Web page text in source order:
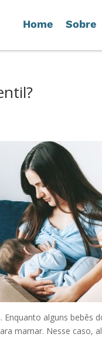
Home Sobre
Enquanto alguns bebês
mamar. Nesse caso,